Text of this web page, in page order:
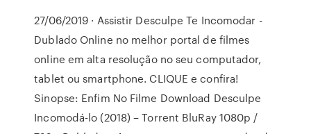
27/06/2019 · Assistir Desculpe Te Incomodar -
Dublado Online no melhor portal de filmes
online em alta resolução no seu computador,
tablet ou smartphone. CLIQUE e confira!
Sinopse: Enfim No Filme Download Desculpe
Incomodá-lo (2018) – Torrent BluRay 1080p /